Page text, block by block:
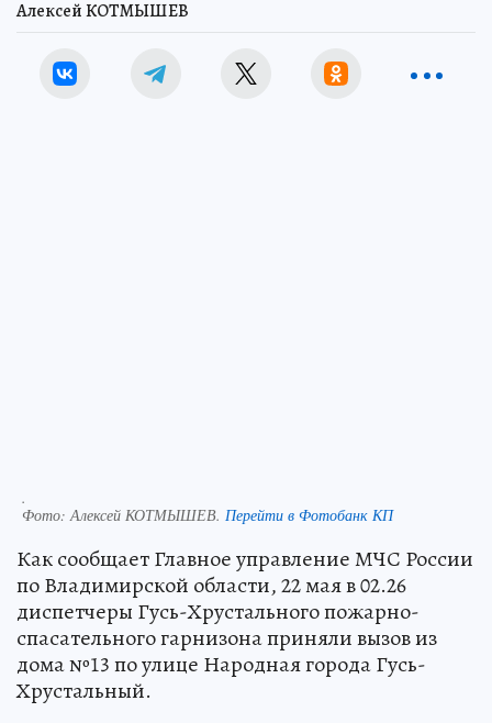
Алексей КОТМЫШЕВ
.
Фото:Алексей КОТМЫШЕВ. Перейти в Фотобанк КП
Как сообщает Главное управление МЧС России
по Владимирской области, 22 мая в 02.26
диспетчеры Гусь-Хрустального пожарно-
спасательного гарнизона приняли вызов из
дома №13 по улице Народная города Гусь-
Хрустальный.